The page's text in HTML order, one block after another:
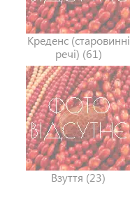
Креденс (старовинні
речі) (61)
Взуття (23)